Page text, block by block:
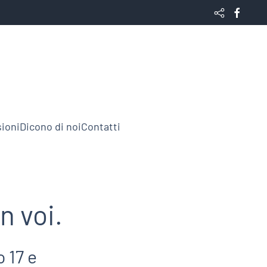
Dicono di noiContatti
voi.
e